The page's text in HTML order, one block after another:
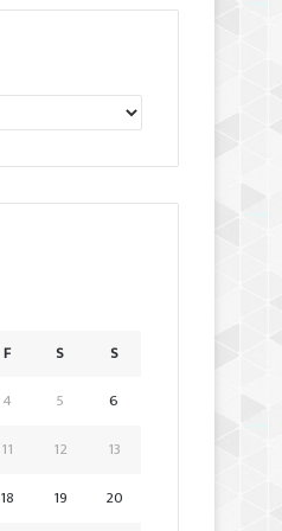
F S
S
4 5
6
11 12
13
18 19 20